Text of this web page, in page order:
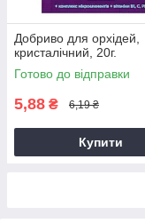
Добриво для орхідей,
кристалічний, 20г.
Готово до відправки
5,88 ₴ 6,19 ₴
Купити